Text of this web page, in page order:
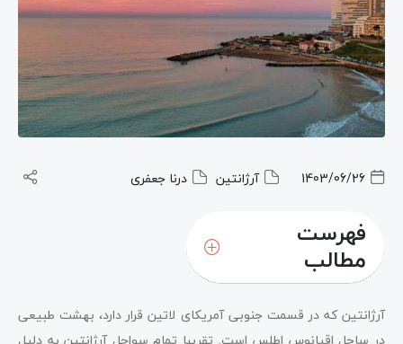
1403/06/26 آرژانتین درنا جعفری
فهرست
مطالب
آرژانتین که در قسمت جنوبی آمریکای لاتین قرار دارد، بهشت طبیعی